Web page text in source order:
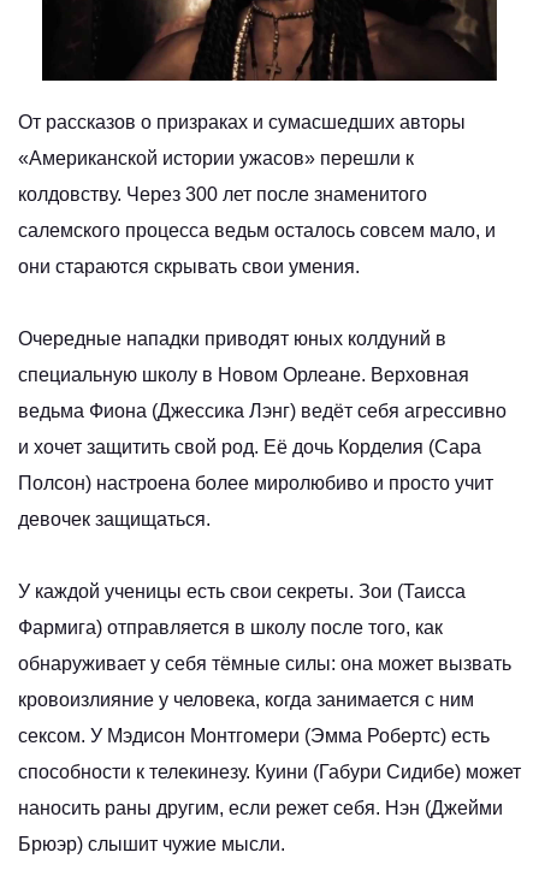
От рассказов о призраках и сумасшедших авторы
«Американской истории ужасов» перешли к
колдовству. Через 300 лет после знаменитого
салемского процесса ведьм осталось совсем мало, и
они стараются скрывать свои умения.
Очередные нападки приводят юных колдуний в
специальную школу в Новом Орлеане. Верховная
ведьма Фиона (Джессика Лэнг) ведёт себя агрессивно
и хочет защитить свой род. Её дочь Корделия (Сара
Полсон) настроена более миролюбиво и просто учит
девочек защищаться.
У каждой ученицы есть свои секреты. Зои (Таисса
Фармига) отправляется в школу после того, как
обнаруживает у себя тёмные силы: она может вызвать
кровоизлияние у человека, когда занимается с ним
сексом. У Мэдисон Монтгомери (Эмма Робертс) есть
способности к телекинезу. Куини (Габури Сидибе) может
наносить раны другим, если режет себя. Нэн (Джейми
Брюэр) слышит чужие мысли.